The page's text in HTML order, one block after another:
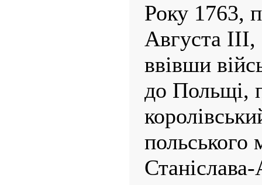
Року 1763,
Августа III,
ввівши
до Польщі,
польського